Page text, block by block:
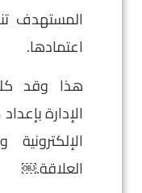
المستهدف
اعتمادها.
هذا وقد
الإدارة
العلاقة.￼